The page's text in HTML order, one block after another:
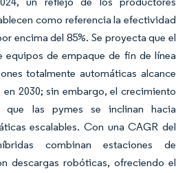
como referencia la efectividad
encima del 85%. Se proyecta que el
equipos de empaque de fin de línea
totalmente automáticas alcance
en 2030; sin embargo, el crecimiento
las pymes se inclinan hacia
escalables. Con una CAGR del
combinan estaciones de
descargas robóticas, ofreciendo el